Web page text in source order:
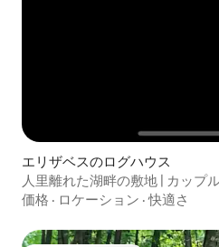
エリザベスのログハウス
人里離れた湖畔の敷地 | カップ
価格 · ロケーション ·快適さ